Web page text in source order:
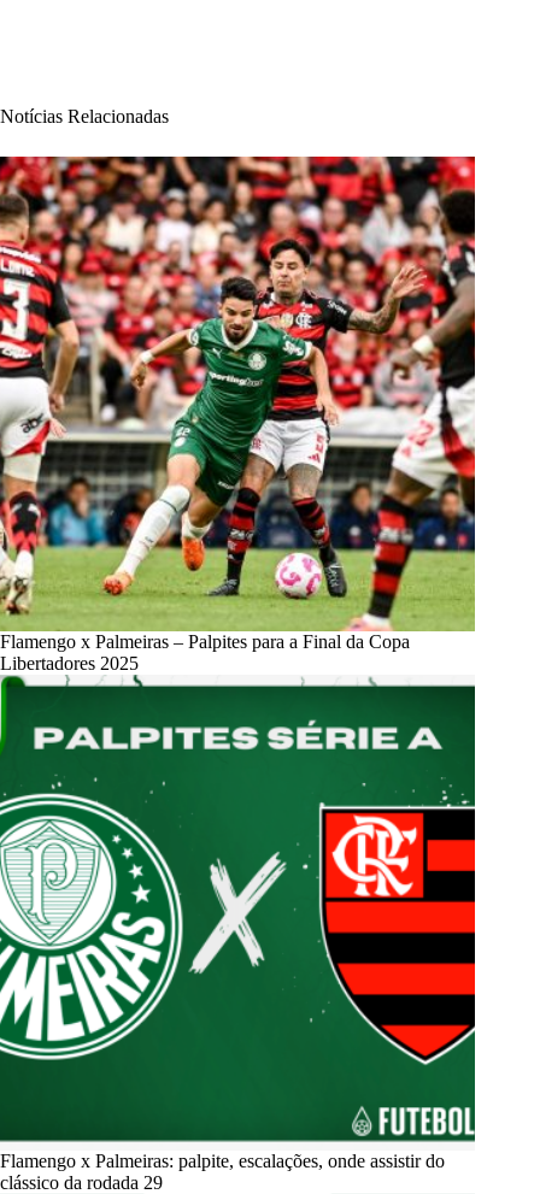
Notícias Relacionadas
Flamengo x Palmeiras – Palpites para a Final da Copa
Libertadores 2025
Flamengo x Palmeiras: palpite, escalações, onde assistir do
clássico da rodada 29